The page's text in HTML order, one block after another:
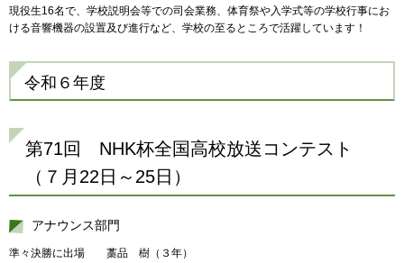
現役生16名で、学校説明会等での司会業務、体育祭や入学式等の学校行事にお
ける音響機器の設置及び進行など、学校の至るところで活躍しています！
令和６年度
第71回 NHK杯全国高校放送コンテスト
（７月22日～25日）
アナウンス部門
準々決勝に出場 藁品 樹（３年）